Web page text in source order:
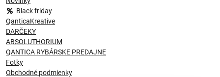
Black friday
QanticaKreative
DARČEKY
ABSOLUTHORIUM
QANTICA RYBÁRSKE PREDAJNE
Fotky
Obchodné podmienky